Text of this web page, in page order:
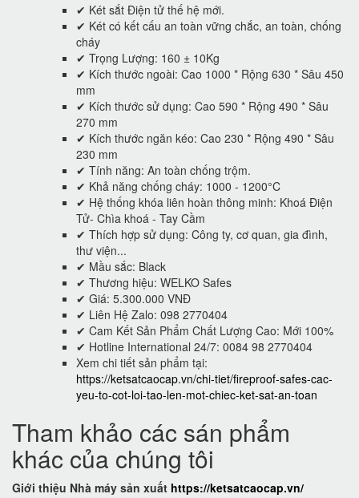
✔ Két sắt Điện tử thế hệ mới.
✔ Két có kết cấu an toàn vững chắc, an toàn, chống
cháy
✔ Trọng Lượng: 160 ± 10Kg
✔ Kích thước ngoài: Cao 1000 * Rộng 630 * Sâu 450
mm
✔ Kích thước sử dụng: Cao 590 * Rộng 490 * Sâu
270 mm
✔ Kích thước ngăn kéo: Cao 230 * Rộng 490 * Sâu
230 mm
✔ Tính năng: An toàn chống trộm.
✔ Khả năng chống cháy: 1000 - 1200°C
✔ Hệ thống khóa liên hoàn thông minh: Khoá Điện
Tử- Chìa khoá - Tay Cầm
✔ Thích hợp sử dụng: Công ty, cơ quan, gia đình,
thư viện...
✔ Mầu sắc: Black
✔ Thương hiệu: WELKO Safes
✔ Giá: 5.300.000 VNĐ
✔ Liên Hệ Zalo: 098 2770404
✔ Cam Kết Sản Phẩm Chất Lượng Cao: Mới 100%
✔ Hotline International 24/7: 0084 98 2770404
Xem chi tiết sản phẩm tại:
https://ketsatcaocap.vn/chi-tiet/fireproof-safes-cac-
yeu-to-cot-loi-tao-len-mot-chiec-ket-sat-an-toan
Tham khảo các sán phẩm
khác của chúng tôi
Giới thiệu Nhà máy sản xuất https://ketsatcaocap.vn/